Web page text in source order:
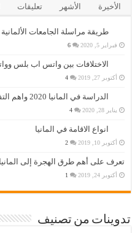
الأخيرة الأشهر تعليقات
طريقة مراسلة الجامعات الألمانية
فبراير 5, 2020 6
الاختلافات بين واتس اب بلس
أكتوبر 27, 2019 4
الدراسة في المانيا 2020 واهم التفاصيل عنها
يناير 28, 2020 4
انواع الاقامة في المانيا
أكتوبر 10, 2019 2
تعرف على أهم طرق الهجرة إلى المانيا
أكتوبر 24, 2019 1
تدوينات من تصنيف